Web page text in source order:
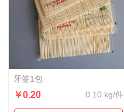
牙签1包
￥0.20 0.10 kg/件